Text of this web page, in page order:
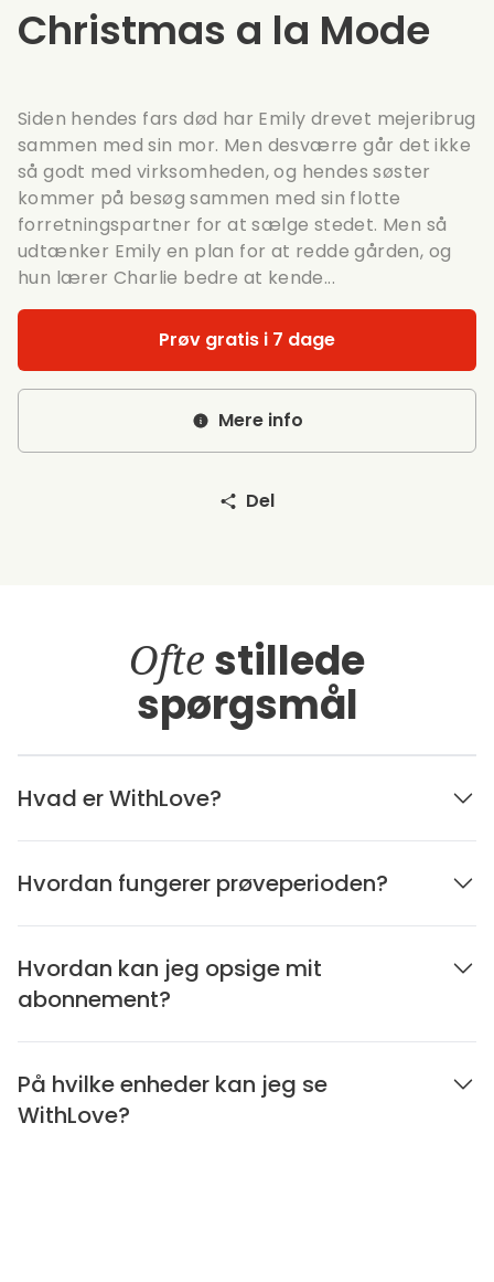
Christmas a la Mode
Siden hendes fars død har Emily drevet mejeribrug
sammen med sin mor. Men desværre går det ikke
så godt med virksomheden, og hendes søster
kommer på besøg sammen med sin flotte
forretningspartner for at sælge stedet. Men så
udtænker Emily en plan for at redde gården, og
hun lærer Charlie bedre at kende...
Prøv gratis i 7 dage
Mere info
Del
Ofte stillede
spørgsmål
Hvad er WithLove?
Hvordan fungerer prøveperioden?
Hvordan kan jeg opsige mit
abonnement?
På hvilke enheder kan jeg se
WithLove?